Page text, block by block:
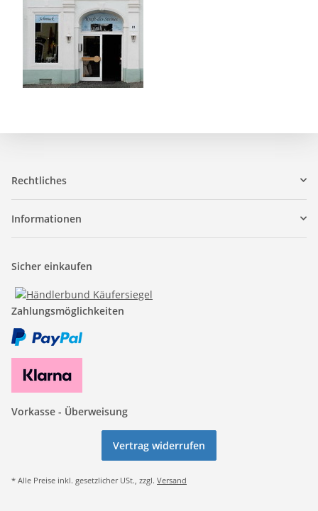
Rechtliches
Informationen
Sicher einkaufen
Zahlungsmöglichkeiten
Vorkasse - Überweisung
Vertrag widerrufen
* Alle Preise inkl. gesetzlicher USt., zzgl. Versand